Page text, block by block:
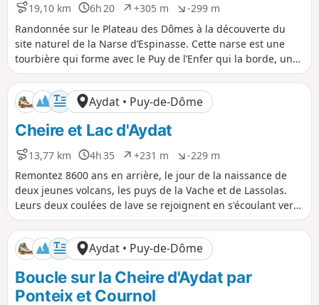
f
f
19,10 km
D
i
s
t
a
n
c
e
6h 20
D
u
r
é
e
+305 m
D
é
n
i
v
e
l
é
p
o
i
f
-299 m
D
é
n
i
v
e
l
é
n
a
i
f
Randonnée sur le Plateau des Dômes à la découverte du
site naturel de la Narse d’Espinasse. Cette narse est une
tourbière qui forme avec le Puy de l’Enfer qui la borde, un
ensemble volcanique exceptionnel, d'intérêt géologique
mais aussi écologique, car elle abrite une flore particulière.
Aydat • Puy-de-Dôme
Cheire et Lac d'Aydat
13,77 km
D
i
s
t
a
n
c
e
4h 35
D
u
r
é
e
+231 m
D
é
n
i
v
e
l
é
p
o
s
i
-229 m
D
é
n
i
v
e
l
é
n
é
Remontez 8600 ans en arrière, le jour de la naissance de
deux jeunes volcans, les puys de la Vache et de Lassolas.
Leurs deux coulées de lave se rejoignent en s'écoulant vers
l'Est et rencontrent la rivière Veyre. Après un bataille
perdue d'avance, la rivière bouillonnante se voit dévier vers
l'Est alors que deux lacs sont créés, les lacs d'Aydat et de la
Aydat • Puy-de-Dôme
Boucle sur la Cheire d'Aydat par
Ponteix et Cournol